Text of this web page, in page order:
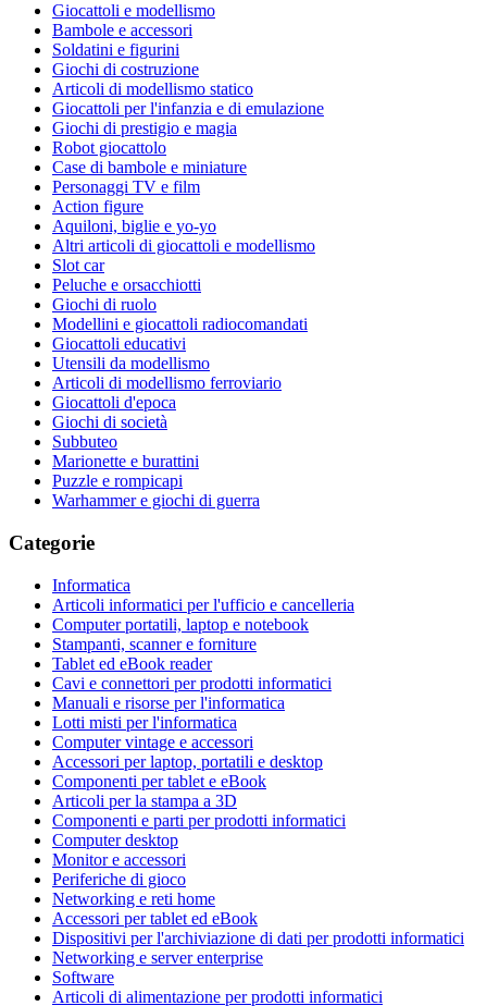
Giocattoli e modellismo
Bambole e accessori
Soldatini e figurini
Giochi di costruzione
Articoli di modellismo statico
Giocattoli per l'infanzia e di emulazione
Giochi di prestigio e magia
Robot giocattolo
Case di bambole e miniature
Personaggi TV e film
Action figure
Aquiloni, biglie e yo-yo
Altri articoli di giocattoli e modellismo
Slot car
Peluche e orsacchiotti
Giochi di ruolo
Modellini e giocattoli radiocomandati
Giocattoli educativi
Utensili da modellismo
Articoli di modellismo ferroviario
Giocattoli d'epoca
Giochi di società
Subbuteo
Marionette e burattini
Puzzle e rompicapi
Warhammer e giochi di guerra
Categorie
Informatica
Articoli informatici per l'ufficio e cancelleria
Computer portatili, laptop e notebook
Stampanti, scanner e forniture
Tablet ed eBook reader
Cavi e connettori per prodotti informatici
Manuali e risorse per l'informatica
Lotti misti per l'informatica
Computer vintage e accessori
Accessori per laptop, portatili e desktop
Componenti per tablet e eBook
Articoli per la stampa a 3D
Componenti e parti per prodotti informatici
Computer desktop
Monitor e accessori
Periferiche di gioco
Networking e reti home
Accessori per tablet ed eBook
Dispositivi per l'archiviazione di dati per prodotti informatici
Networking e server enterprise
Software
Articoli di alimentazione per prodotti informatici